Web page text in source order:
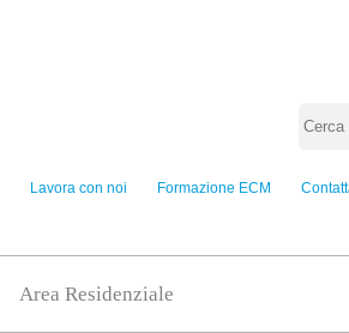
Lavora con noi Formazione ECM
Area Residenziale